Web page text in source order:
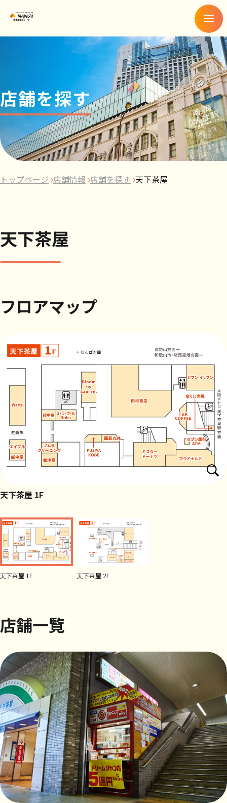
メ
ニ
ュ
ー
店舗を探す
トップページ 店舗情報 店舗を探す 天下茶屋
天下茶屋
フロアマップ
天下茶屋 1F
天下茶屋 1F 天下茶屋 2F
店舗一覧